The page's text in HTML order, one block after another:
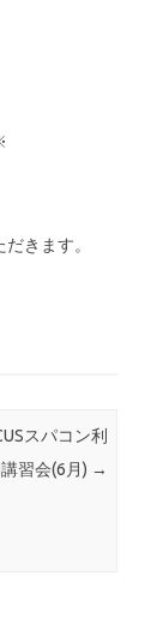
きます。
スパコン利
習会(6月) →